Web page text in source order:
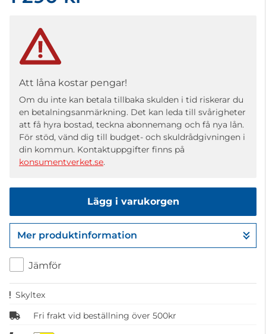
Att låna kostar pengar!
Om du inte kan betala tillbaka skulden i tid riskerar du
en betalningsanmärkning. Det kan leda till svårigheter
att få hyra bostad, teckna abonnemang och få nya lån.
För stöd, vänd dig till budget- och skuldrådgivningen i
din kommun. Kontaktuppgifter finns på
konsumentverket.se.
Lägg i varukorgen
Gå till kassan
Mer produktinformation
Jämför
Skyltex
Fri frakt vid beställning över 500kr